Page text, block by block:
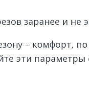
заранее и
– комфорт,
эти